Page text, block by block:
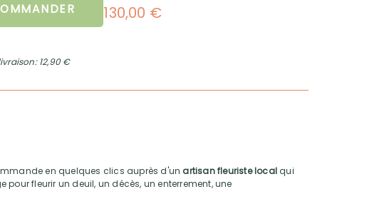
130,00 €
12,90 €
en quelques clics auprès d'un artisan fleuriste localqui
pour fleurir un deuil, un décès, un enterrement, une